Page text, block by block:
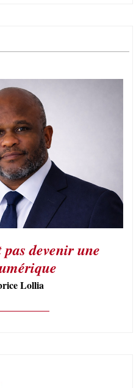
devenir une
Lollia